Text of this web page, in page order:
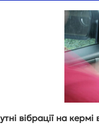
вібрації на